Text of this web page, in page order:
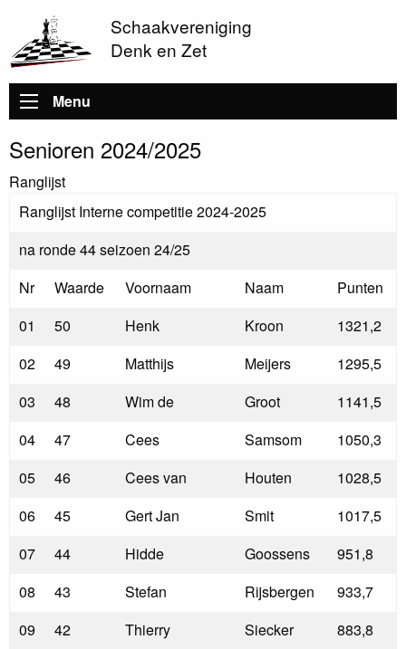
Schaakvereniging
Denk en Zet
Hoofdnavigatie
Menu
Senioren 2024/2025
Ranglijst
Ranglijst Interne competitie 2024-2025
na ronde 44 seizoen 24/25
Nr
Waarde Voornaam Naam
Punten
01
50 Henk Kroon
1321,2
02
49 Matthijs Meijers
1295,5
03
48 Wim de Groot
1141,5
04
47 Cees Samsom
1050,3
05
46 Cees van Houten
1028,5
06
45 Gert Jan Smit
1017,5
07
44 Hidde Goossens
951,8
08
43 Stefan Rijsbergen
933,7
09
42 Thierry Siecker
883,8